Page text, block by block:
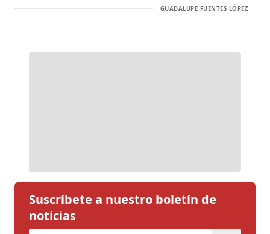
GUADALUPE FUENTES LÓPEZ
Suscríbete a nuestro boletín de
noticias